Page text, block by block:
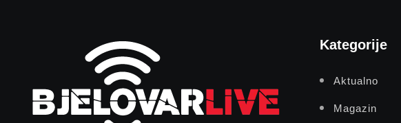
Kategorije
Aktualno
Magazin